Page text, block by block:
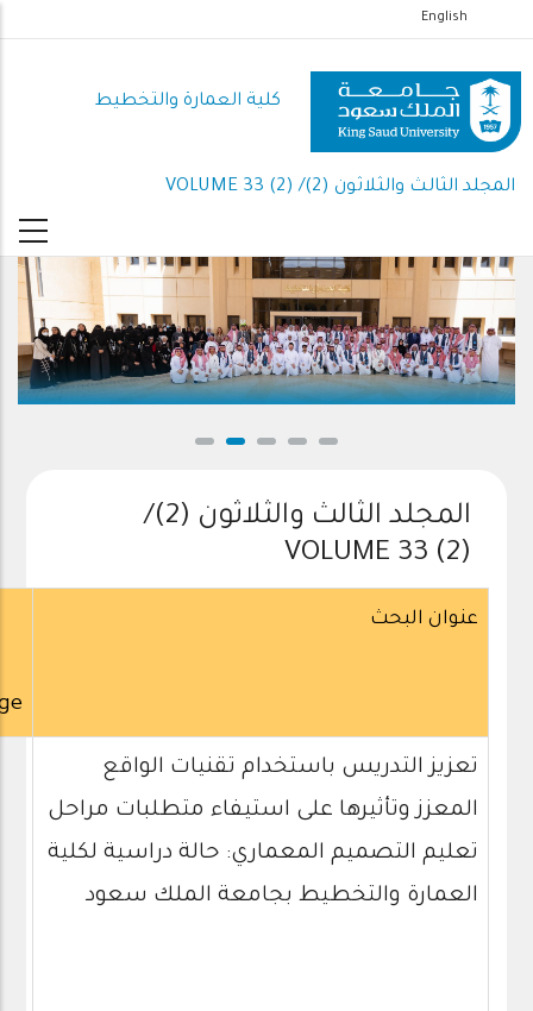
إلى
المحتوى
الرئيسي
English
كلية العمارة والتخطيط
المجلد الثالث والثلاثون (2)/ VOLUME 33 (2)
المجلد الثالث والثلاثون (2)/
VOLUME 33 (2)
عنوان البحث
تعزيز التدريس باستخدام تقنيات الواقع
المعزز وتأثيرها على استيفاء متطلبات مراحل
تعليم التصميم المعماري: حالة دراسية لكلية
العمارة والتخطيط بجامعة الملك سعود